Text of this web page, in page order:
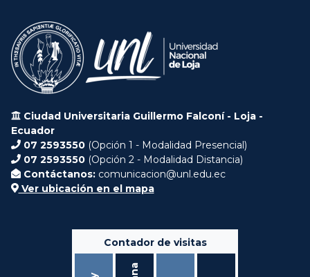
Ciudad Universitaria Guillermo Falconí - Loja -
Ecuador
07 2593550 (Opción 1 - Modalidad Presencial)
07 2593550 (Opción 2 - Modalidad Distancia)
Contáctanos: comunicacion@unl.edu.ec
Ver ubicación en el mapa
Contador de visitas